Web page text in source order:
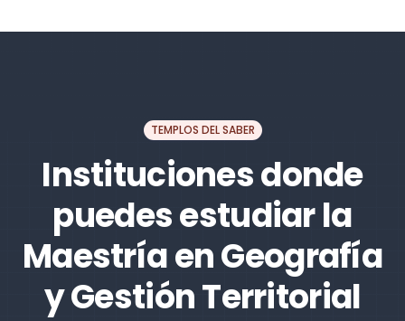
TEMPLOS DEL SABER
Instituciones donde
puedes estudiar la
Maestría en Geografía
y Gestión Territorial